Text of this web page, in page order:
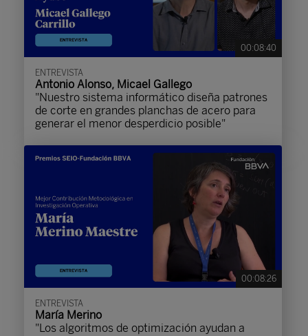
00:08:40
ENTREVISTA
Antonio Alonso, Micael Gallego
"Nuestro sistema informático diseña patrones
de corte en grandes planchas de acero para
generar el menor desperdicio posible"
00:08:26
ENTREVISTA
María Merino
"Los algoritmos de optimización ayudan a